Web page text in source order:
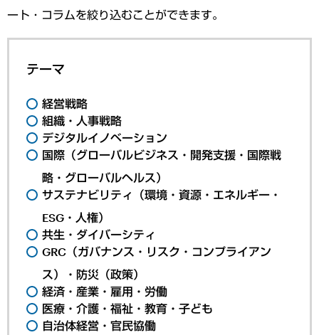
ート・コラムを絞り込むことができます。
テーマ
経営戦略
組織・人事戦略
デジタルイノベーション
国際（グローバルビジネス・開発支援・国際戦
略・グローバルヘルス）
サステナビリティ（環境・資源・エネルギー・
ESG・人権）
共生・ダイバーシティ
GRC（ガバナンス・リスク・コンプライアン
ス）・防災（政策）
経済・産業・雇用・労働
医療・介護・福祉・教育・子ども
自治体経営・官民協働